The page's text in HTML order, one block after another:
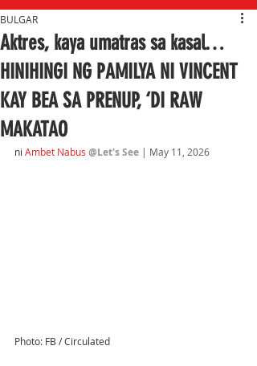
Aktres, kaya umatras sa kasal…
HINIHINGI NG PAMILYA NI VINCENT
KAY BEA SA PRENUP, ‘DI RAW
MAKATAO
BULGAR
ni Ambet Nabus @Let's See | May 11, 2026
Photo: FB / Circulated